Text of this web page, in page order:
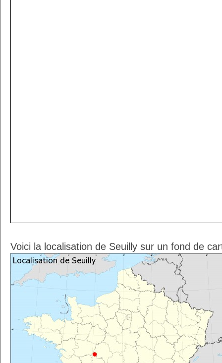
Voici la localisation de Seuilly sur un fond de